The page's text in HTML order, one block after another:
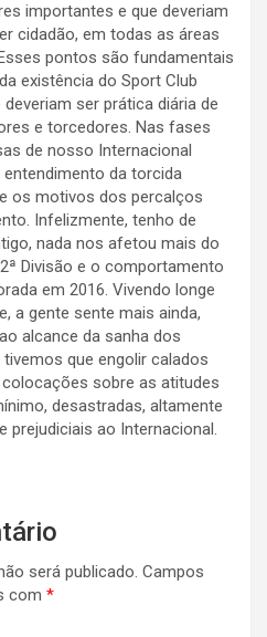
importantes e que deveriam
cidadão, em todas as áreas
pontos são fundamentais
existência do Sport Club
ser prática diária de
e torcedores. Nas fases
de nosso Internacional
da torcida
os motivos dos percalços
Infelizmente, tenho de
nada nos afetou mais do
Divisão e o comportamento
em 2016. Vivendo longe
a gente sente mais ainda,
alcance da sanha dos
que engolir calados
sobre as atitudes
desastradas, altamente
prejudiciais ao Internacional.
será publicado. Campos
com *